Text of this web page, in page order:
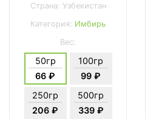
Страна: Узбекистан
Категория: Имбирь
Вес:
50гр
66 ₽
100гр
99 ₽
250гр
206 ₽
500гр
339 ₽